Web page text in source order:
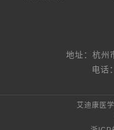
地址：杭州
电话
艾迪康医